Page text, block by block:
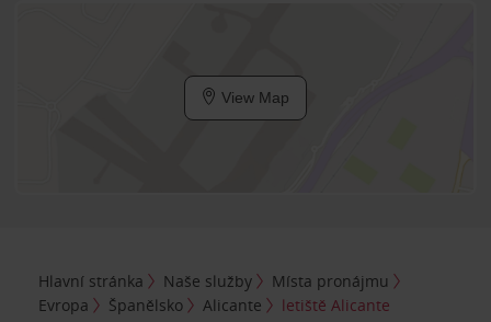
View Map
Hlavní stránka Naše služby
Místa pronájmu
Evropa
Španělsko Alicante letiště Alicante